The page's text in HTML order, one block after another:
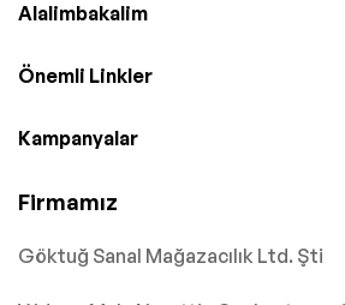
Alalimbakalim
Önemli Linkler
Kampanyalar
Firmamız
Göktuğ Sanal Mağazacılık Ltd. Şti